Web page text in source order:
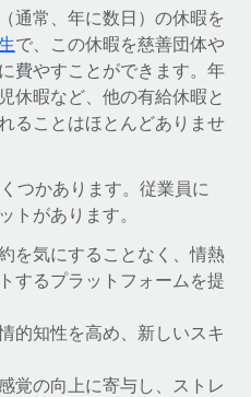
ディングし、管理
託
ームレスに統合する
能を内蔵
を確認する
ルなグローバルHR・給与処理ソ
ューションでチームを拡大する
する
ル
、通貨オプションと支払スピー
ート
イン
通常、年に数日）の休暇を
で、この休暇を慈善団体や
費やすことができます。年
休暇など、他の有給休暇と
ることはほとんどありませ
つかあります。従業員に
トがあります。
を気にすることなく、情熱
するプラットフォームを提
的知性を高め、新しいスキ
覚の向上に寄与し、ストレ